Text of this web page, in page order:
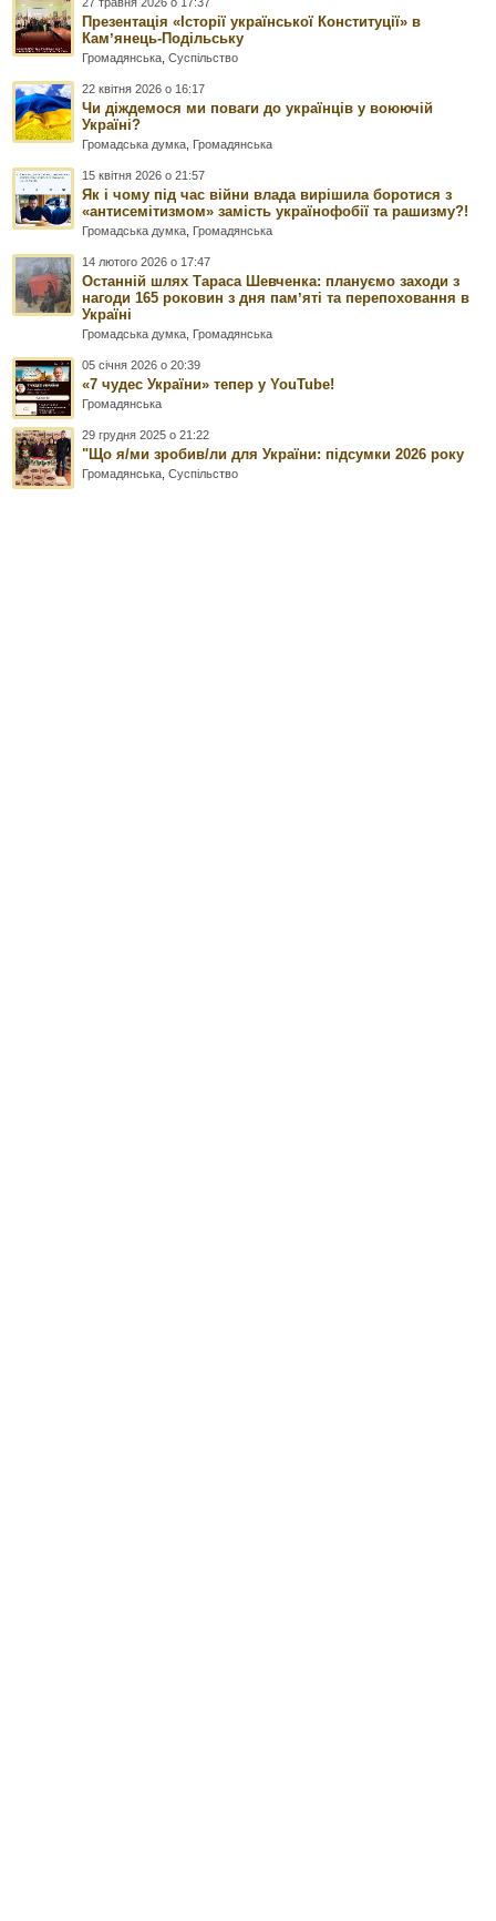
Презентація «Історії української Конституції» в
Камʼянець-Подільську
Громадянська ,Суспільство
22 квітня 2026 о 16:17
Чи діждемося ми поваги до українців у воюючій
Україні?
Громадська думка Громадянська
15 квітня 2026 о 21:57
Як і чому під час війни влада вирішила боротися з
«антисемітизмом» замість українофобії та рашизму?!
Громадська думка Громадянська
14 лютого 2026 о 17:47
Останній шлях Тараса Шевченка: плануємо заходи з
нагоди 165 роковин з дня памʼяті та перепоховання в
Україні
Громадська думка Громадянська
05 січня 2026 о 20:39
«7 чудес України» тепер у YouTube!
Громадянська
29 грудня 2025 о 21:22
"Що я/ми зробив/ли для України: підсумки 2026 року
Громадянська ,Суспільство